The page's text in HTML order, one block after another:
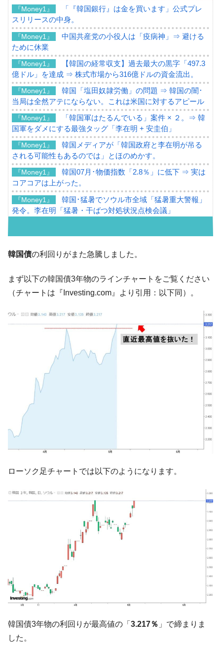
『Money1』
「『韓国銀行』は金を買います」公式プレ
スリリースの中身。
『Money1』
中国共産党の小役人は「疫病神」⇒ 避ける
ために休業
『Money1』
【韓国の経常収支】過去最大の黒字「497.3
億ドル」を達成 ⇒ 株式市場から316億ドルの資金流出。
『Money1』
韓国「塩田奴隷労働」の問題 ⇒ 韓国の闇･
当局は全然アテにならない。これは米国に対するアピール
『Money1』
「韓国軍はたるんでいる」案件 × ２。⇒ 韓
国軍をダメにする最強タッグ「李在明 + 安圭伯」
『Money1』
韓国メディアが「韓国政府と李在明が吊る
される可能性もあるのでは」とほのめかす。
『Money1』
韓国07月･物価指数「2.8％」に低下 ⇒ 実は
コアコアは上がった。
『Money1』
韓国･猛暑でソウル市全域「猛暑重大警報」
発令。李在明「猛暑・干ばつ対処状況点検会議」
07月販売台数は去年のほぼ半分「71台」しか売れなかっ
た。『起亜』は9台だけ
ても」⇒ 257万人赦免したのに60万人がまた延滞者に転
落！
兵器「K10」が改良に乗り出す。
『Money1』
韓国「2026年07月の輸出入」絶好調。半導
体だけで410億ドル、輸出全体の41％もある
韓国･李在明「青年層の雇用状況が悪い。せ
や、若者に起業させよう」⇒ どんな雇用対策だソレ。
『Money1』
【韓国の外貨準備】2026年07月は4,279億ド
ル。外平債の発行「19.4億ドル」
『Money1』
ーにウソのデータを入力したのは明白だ」
『Money1』
韓国･李在明さっそく不動産対策で浅薄な発
言。
『Money1』
韓国は「中国と同じく」投資に不適格な国
だ。
『Money1』
『韓国銀行』が「金の保有量を増やしま
す」⇒「金を経由するドル入手」手段ではないのか？
韓国･外為取引量「1日当たり1,214.4億ド
ル」まで拡大 ⇒ 海外資金の動きに強く左右される状態
韓国･帰ってきた李在明。李在明を支持しな
い「50.5％」に上昇
た ⇒ 国家が行った恐るべき株価操作であり、空前の国政壟
断
動」
『Money1』
韓国債の利回りがまた急騰しました。
まず以下の韓国債3年物のラインチャートをご覧ください
（チャートは『Investing.com』より引用：以下同）。
ローソク足チャートでは以下のようになります。
韓国債3年物の利回りが最高値の「 3.217％ 」で締まりま
した。